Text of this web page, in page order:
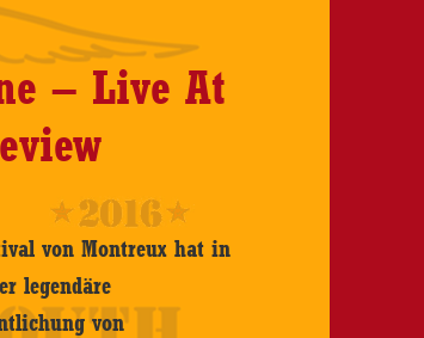
– Live At
von Montreux hat in
legendäre
von